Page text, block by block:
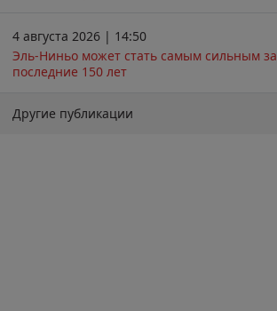
4 августа 2026 | 14:50
Эль-Ниньо может стать самым сильным за
последние 150 лет
Другие публикации